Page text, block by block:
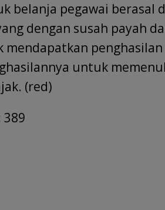
belanja pegawai berasal
dengan susah payah
mendapatkan
untuk
(red)
389